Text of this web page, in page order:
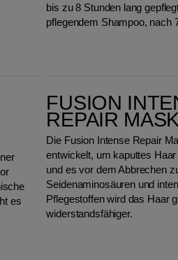
bis zu 8 Stunden lang
pflegendem Shampoo, nach
es
FUSION
REPAIR
Die Fusion Intense Repair
entwickelt, um kaputtes
und es vor dem Abbrechen
Seidenaminosäuren und
Pflegestoffen wird das Haar
widerstandsfähiger.